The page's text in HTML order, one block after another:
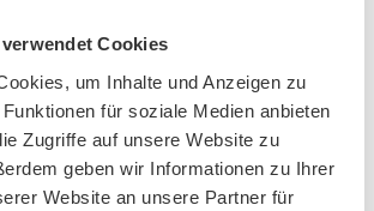
Cookies
um Inhalte und Anzeigen zu
für soziale Medien anbieten
Zugriffe auf unsere Website zu
geben wir Informationen zu Ihrer
Website an unsere Partner für
Uhr / 14:00-18:00 Uhr